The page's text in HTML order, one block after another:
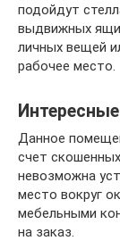
подойдут
выдвижных
личных вещей
рабочее место.
Данное
счет
невозможна
место вокруг
мебельными
на заказ.